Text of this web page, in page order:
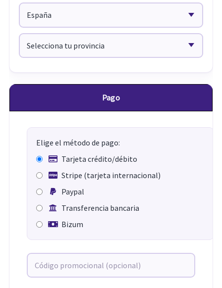
Pago
Elige el método de pago:
Tarjeta crédito/débito
Stripe (tarjeta internacional)
Paypal
Transferencia bancaria
Bizum